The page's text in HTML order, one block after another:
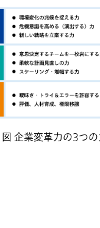
図 企業変革力の3つの